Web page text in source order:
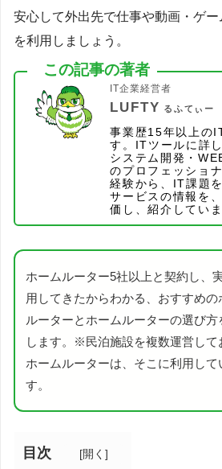
安心して外出先で仕事や動画・ゲー
を利用しましょう。
この記事の著者
IT企業経営者
LUFTY るふてぃー
事業歴15年以上の
す。ITツールに詳
システム開発・
のプロフェッショ
経験から、IT課題
サービスの情報を
価し、紹介していま
ホームルーター5社以上と契約し、
用してきたからわかる、おすすめの
ルーターとホームルーターの選び方
します。※民泊施設を複数運営して
ホームルーターは、そこに利用して
す。
目次 [開く ]